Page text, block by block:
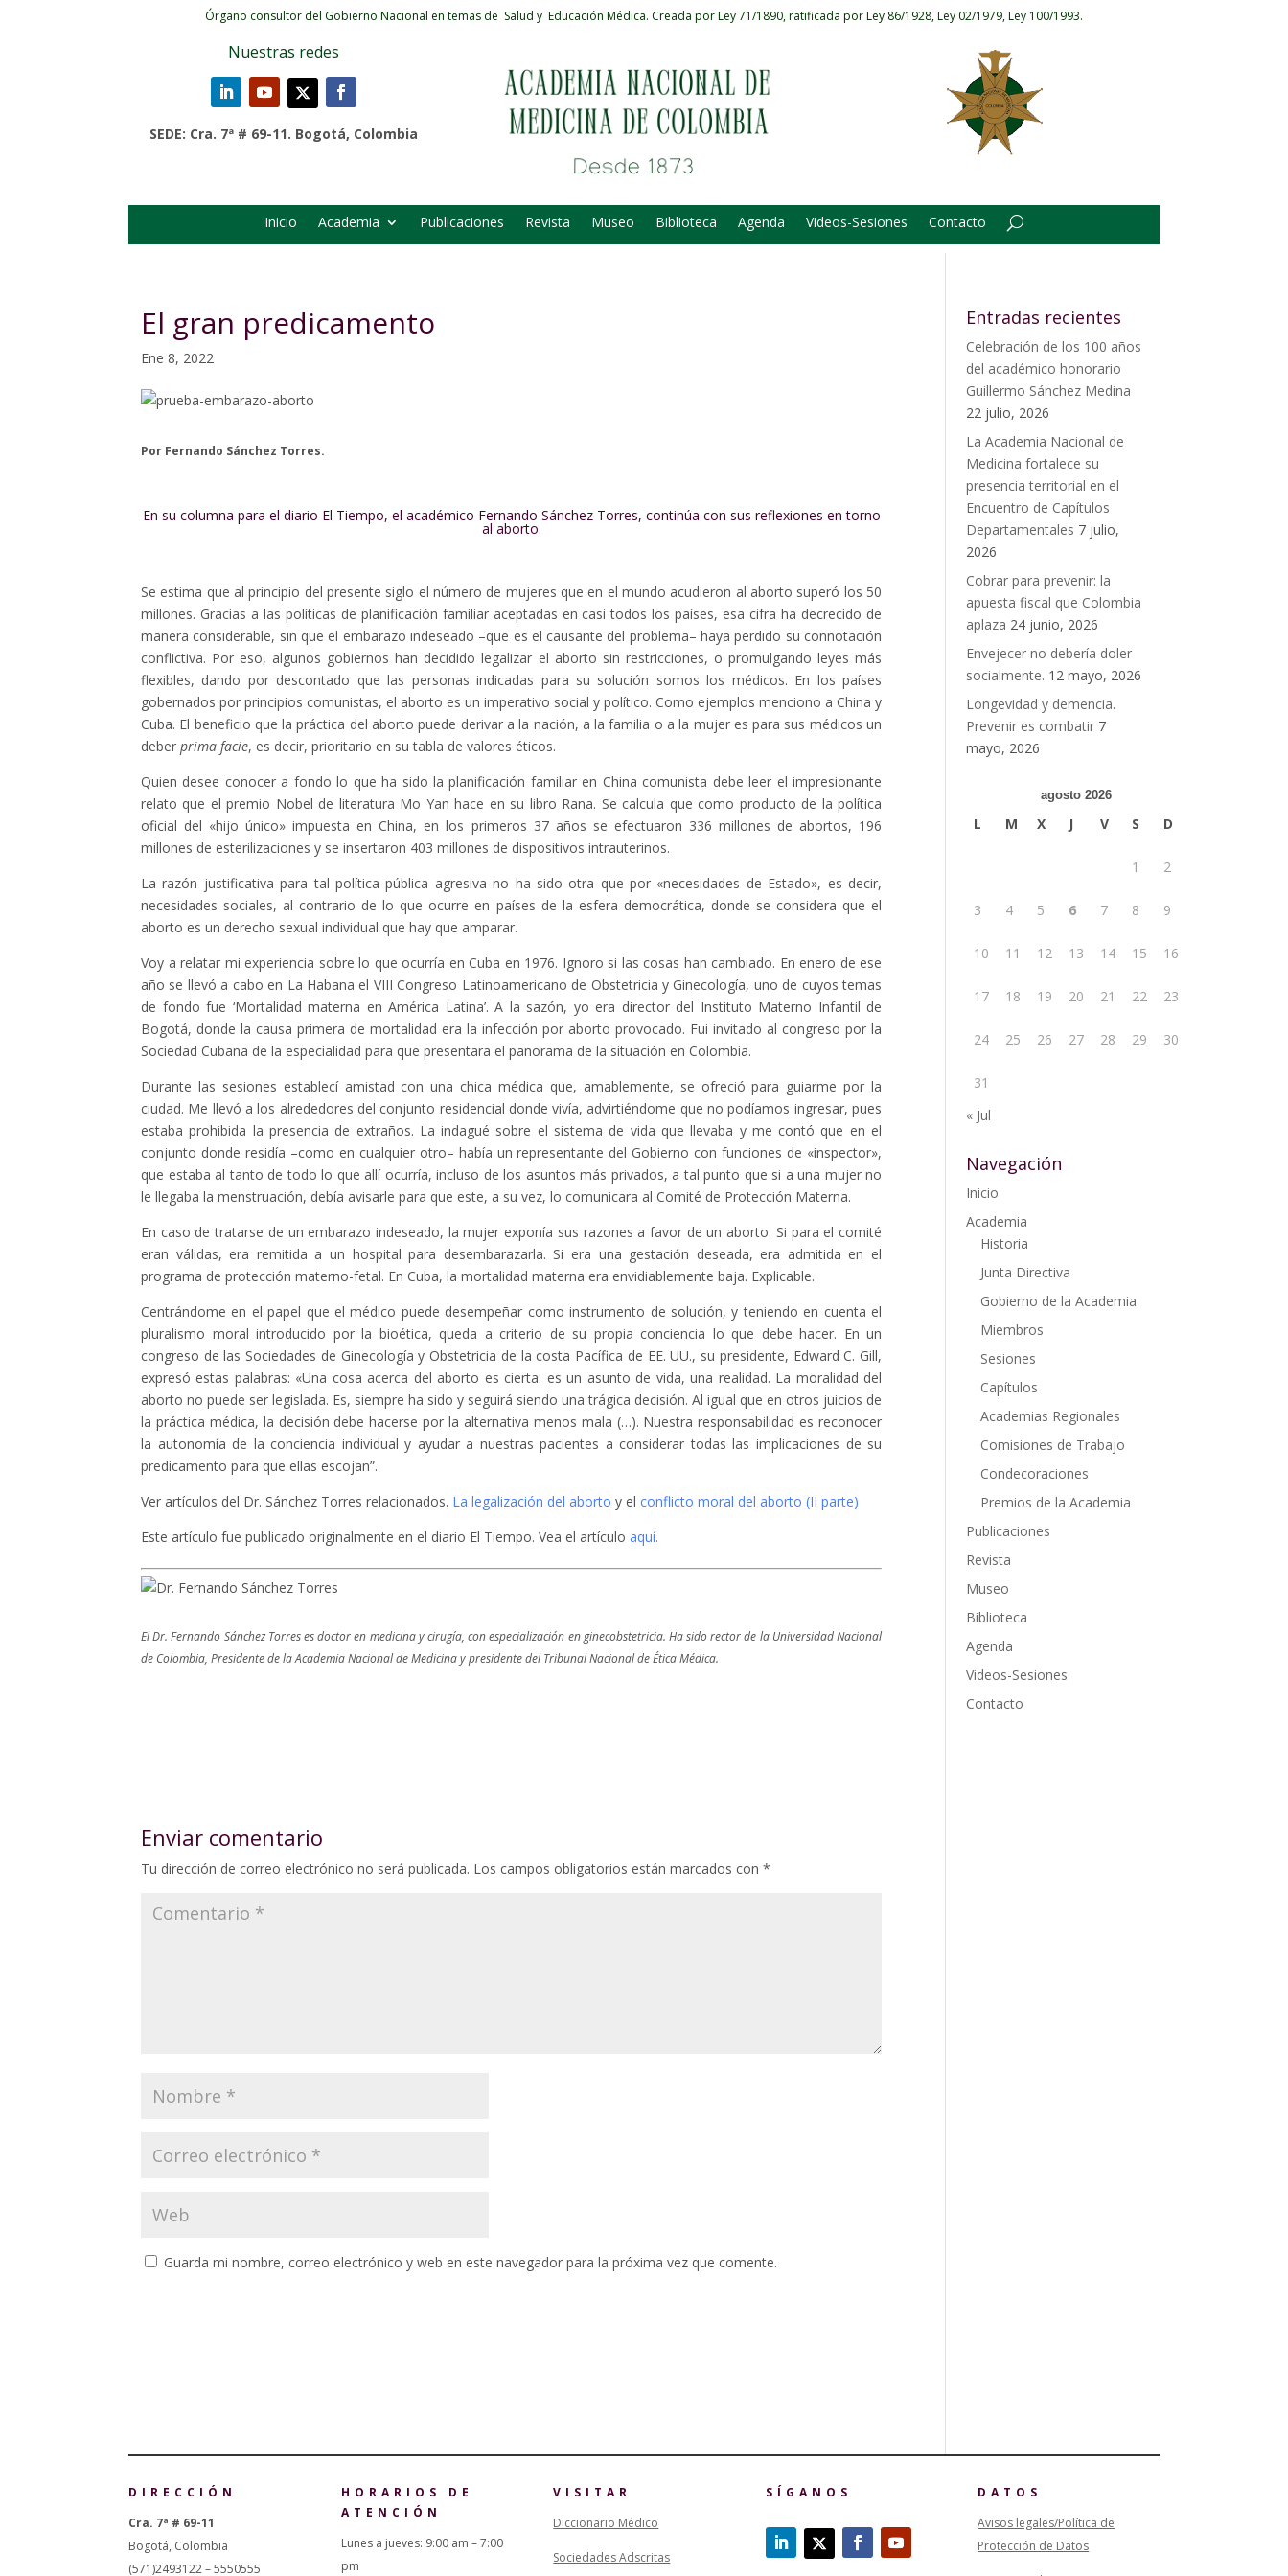
Órgano consultor del Gobierno Nacional en temas de Salud y Educación Médica. Creada por Ley 71/1890, ratificada por Ley 86/1928, Ley 02/1979, Ley 100/1993.
Nuestras redes
SEDE: Cra. 7ª # 69-11. Bogotá, Colombia
Inicio Academia Publicaciones Revista Museo Biblioteca Agenda Videos-Sesiones Contacto
El gran predicamento
Ene 8, 2022
Por Fernando Sánchez Torres.
En su columna para el diario El Tiempo, el académico Fernando Sánchez Torres, continúa con sus reflexiones en torno
al aborto.
Se estima que al principio del presente siglo el número de mujeres que en el mundo acudieron al aborto superó los 50
millones. Gracias a las políticas de planificación familiar aceptadas en casi todos los países, esa cifra ha decrecido de
manera considerable, sin que el embarazo indeseado –que es el causante del problema– haya perdido su connotación
conflictiva. Por eso, algunos gobiernos han decidido legalizar el aborto sin restricciones, o promulgando leyes más
flexibles, dando por descontado que las personas indicadas para su solución somos los médicos. En los países
gobernados por principios comunistas, el aborto es un imperativo social y político. Como ejemplos menciono a China y
Cuba. El beneficio que la práctica del aborto puede derivar a la nación, a la familia o a la mujer es para sus médicos un
deber prima facie, es decir, prioritario en su tabla de valores éticos.
Quien desee conocer a fondo lo que ha sido la planificación familiar en China comunista debe leer el impresionante
relato que el premio Nobel de literatura Mo Yan hace en su libro Rana. Se calcula que como producto de la política
oficial del «hijo único» impuesta en China, en los primeros 37 años se efectuaron 336 millones de abortos, 196
millones de esterilizaciones y se insertaron 403 millones de dispositivos intrauterinos.
La razón justificativa para tal política pública agresiva no ha sido otra que por «necesidades de Estado», es decir,
necesidades sociales, al contrario de lo que ocurre en países de la esfera democrática, donde se considera que el
aborto es un derecho sexual individual que hay que amparar.
Voy a relatar mi experiencia sobre lo que ocurría en Cuba en 1976. Ignoro si las cosas han cambiado. En enero de ese
año se llevó a cabo en La Habana el VIII Congreso Latinoamericano de Obstetricia y Ginecología, uno de cuyos temas
de fondo fue ‘Mortalidad materna en América Latina’. A la sazón, yo era director del Instituto Materno Infantil de
Bogotá, donde la causa primera de mortalidad era la infección por aborto provocado. Fui invitado al congreso por la
Sociedad Cubana de la especialidad para que presentara el panorama de la situación en Colombia.
Durante las sesiones establecí amistad con una chica médica que, amablemente, se ofreció para guiarme por la
ciudad. Me llevó a los alrededores del conjunto residencial donde vivía, advirtiéndome que no podíamos ingresar, pues
estaba prohibida la presencia de extraños. La indagué sobre el sistema de vida que llevaba y me contó que en el
conjunto donde residía –como en cualquier otro– había un representante del Gobierno con funciones de «inspector»,
que estaba al tanto de todo lo que allí ocurría, incluso de los asuntos más privados, a tal punto que si a una mujer no
le llegaba la menstruación, debía avisarle para que este, a su vez, lo comunicara al Comité de Protección Materna.
En caso de tratarse de un embarazo indeseado, la mujer exponía sus razones a favor de un aborto. Si para el comité
eran válidas, era remitida a un hospital para desembarazarla. Si era una gestación deseada, era admitida en el
programa de protección materno-fetal. En Cuba, la mortalidad materna era envidiablemente baja. Explicable.
Centrándome en el papel que el médico puede desempeñar como instrumento de solución, y teniendo en cuenta el
pluralismo moral introducido por la bioética, queda a criterio de su propia conciencia lo que debe hacer. En un
congreso de las Sociedades de Ginecología y Obstetricia de la costa Pacífica de EE. UU., su presidente, Edward C. Gill,
expresó estas palabras: «Una cosa acerca del aborto es cierta: es un asunto de vida, una realidad. La moralidad del
aborto no puede ser legislada. Es, siempre ha sido y seguirá siendo una trágica decisión. Al igual que en otros juicios de
la práctica médica, la decisión debe hacerse por la alternativa menos mala (…). Nuestra responsabilidad es reconocer
la autonomía de la conciencia individual y ayudar a nuestras pacientes a considerar todas las implicaciones de su
predicamento para que ellas escojan”.
Ver artículos del Dr. Sánchez Torres relacionados. La legalización del aborto y el conflicto moral del aborto (II parte)
Este artículo fue publicado originalmente en el diario El Tiempo. Vea el artículo aquí.
El Dr. Fernando Sánchez Torres es doctor en medicina y cirugía, con especialización en ginecobstetricia. Ha sido rector de la Universidad Nacional
de Colombia, Presidente de la Academia Nacional de Medicina y presidente del Tribunal Nacional de Ética Médica.
Enviar comentario
Tu dirección de correo electrónico no será publicada. Los campos obligatorios están marcados con *
Guarda mi nombre, correo electrónico y web en este navegador para la próxima vez que comente.
Entradas recientes
Celebración de los 100 años
del académico honorario
Guillermo Sánchez Medina
22 julio, 2026
La Academia Nacional de
Medicina fortalece su
presencia territorial en el
Encuentro de Capítulos
Departamentales 7 julio,
2026
Cobrar para prevenir: la
apuesta fiscal que Colombia
aplaza 24 junio, 2026
Envejecer no debería doler
socialmente. 12 mayo, 2026
Longevidad y demencia.
Prevenir es combatir 7
mayo, 2026
agosto 2026
L M X J V S D
1 2
3 4 5 6 7 8 9
10 11 12 13 14 15 16
17 18 19 20 21 22 23
24 25 26 27 28 29 30
31
« Jul
Navegación
Inicio
Academia
Historia
Junta Directiva
Gobierno de la Academia
Miembros
Sesiones
Capítulos
Academias Regionales
Comisiones de Trabajo
Condecoraciones
Premios de la Academia
Publicaciones
Revista
Museo
Biblioteca
Agenda
Videos-Sesiones
Contacto
DIRECCIÓN
Cra. 7ª # 69-11
Bogotá, Colombia
(571)2493122 – 5550555
HORARIOS DE
ATENCIÓN
Lunes a jueves: 9:00 am – 7:00
pm
VISITAR
Diccionario Médico
Sociedades Adscritas
SÍGANOS
DATOS
Avisos legales/Política de
Protección de Datos